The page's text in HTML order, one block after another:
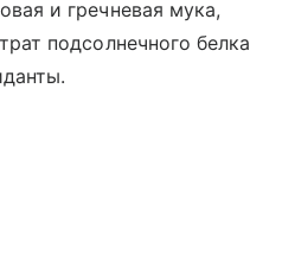
и гречневая мука,
подсолнечного белка